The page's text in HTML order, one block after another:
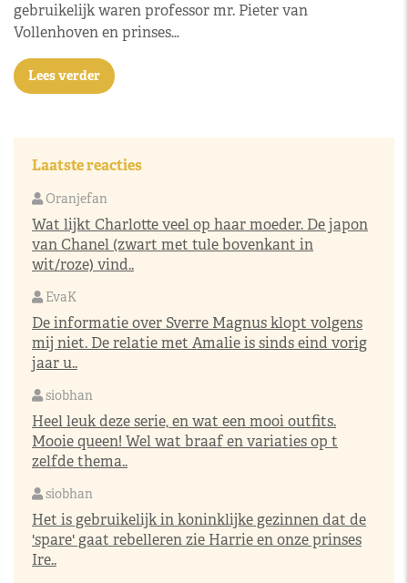
gebruikelijk waren professor mr. Pieter van
Vollenhoven en prinses…
Lees verder
Laatste reacties
Oranjefan
Wat lijkt Charlotte veel op haar moeder. De japon
van Chanel (zwart met tule bovenkant in
wit/roze) vind..
EvaK
De informatie over Sverre Magnus klopt volgens
mij niet. De relatie met Amalie is sinds eind vorig
jaar u..
siobhan
Heel leuk deze serie, en wat een mooi outfits.
Mooie queen! Wel wat braaf en variaties op t
zelfde thema..
siobhan
Het is gebruikelijk in koninklijke gezinnen dat de
'spare' gaat rebelleren zie Harrie en onze prinses
Ire..